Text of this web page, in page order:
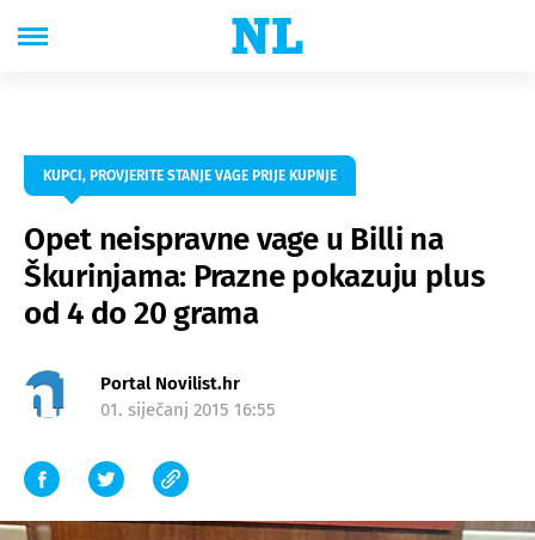
KUPCI, PROVJERITE STANJE VAGE PRIJE KUPNJE
Opet neispravne vage u Billi na
Škurinjama: Prazne pokazuju plus
od 4 do 20 grama
Portal Novilist.hr
01. siječanj 2015 16:55